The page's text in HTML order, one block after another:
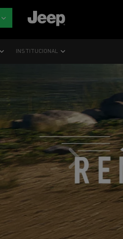
INSTITUCIONAL